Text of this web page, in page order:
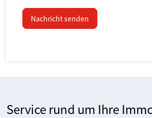
Nachricht senden
Service rund um Ihre